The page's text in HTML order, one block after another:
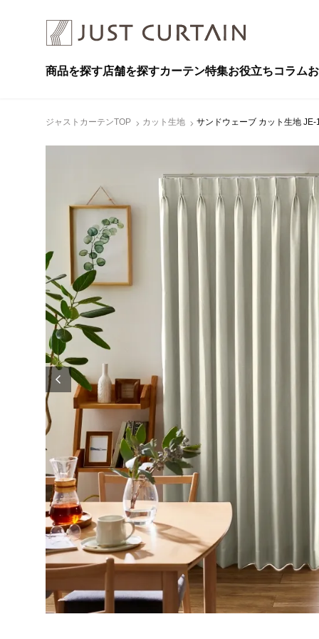
商品を探す店舗を探すカーテン特集お役立ちコラム
ジャストカーテンTOP カット生地 サンドウェーブ カット生地